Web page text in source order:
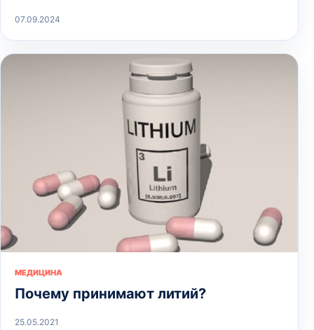
07.09.2024
МЕДИЦИНА
Почему принимают литий?
25.05.2021